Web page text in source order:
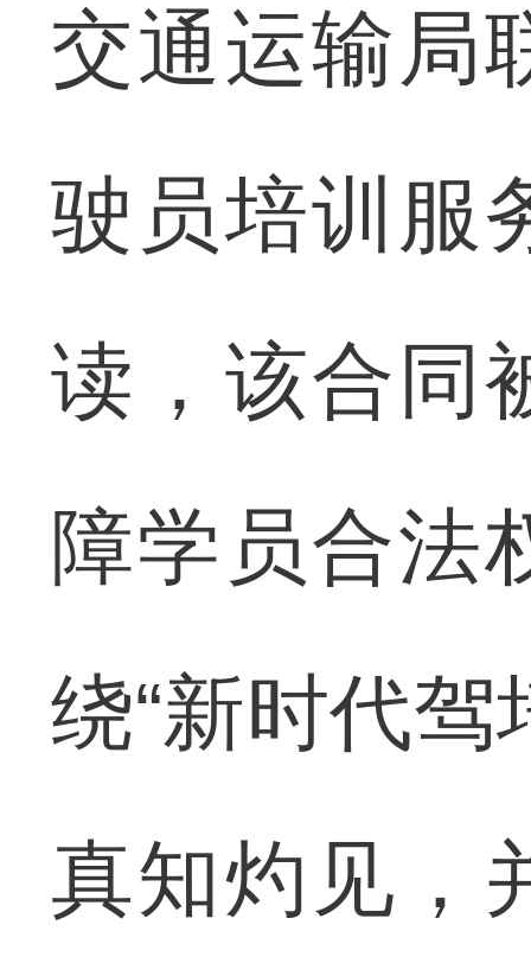
交通运输局
驶员培训服
读，该合同
障学员合法
绕“新时代
真知灼见，